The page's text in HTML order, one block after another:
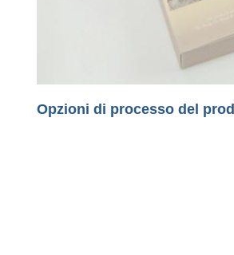
Opzioni di processo del